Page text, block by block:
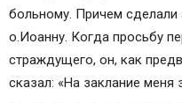
больному. Причем сделали
о.Иоанну. Когда просьбу
страждущего, он, как
сказал: «На заклание меня